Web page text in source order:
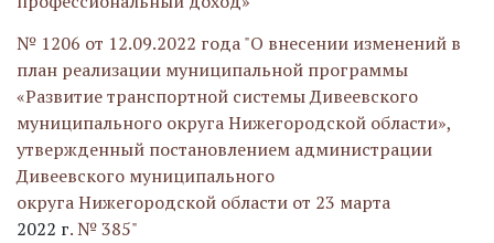
№ 1206 от 12.09.2022 года "О внесении изменений в
план реализации муниципальной программы
«Развитие транспортной системы Дивеевского
муниципального округа Нижегородской области»,
утвержденный постановлением администрации
Дивеевского муниципального
округа Нижегородской области от 23 марта
2022 г. № 385"